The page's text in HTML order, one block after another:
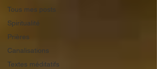
Tous mes posts
Spiritualité
Prières
Canalisations
Textes méditatifs